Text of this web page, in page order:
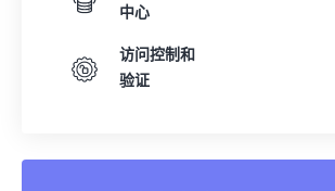
中心
访问控制和
验证